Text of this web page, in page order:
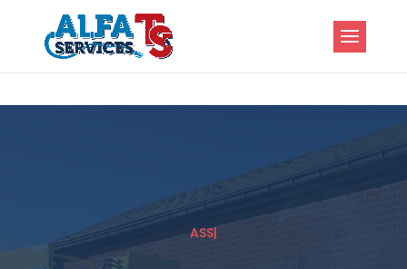
ASSAINISSEMENT